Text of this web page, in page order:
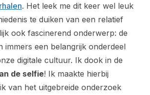
. Het leek me dit keer wel leuk
te duiken van een relatief
ook fascinerend onderwerp: de
immers een belangrijk onderdeel
digitale cultuur. Ik dook in de
de selfie! Ik maakte hierbij
van het uitgebreide onderzoek